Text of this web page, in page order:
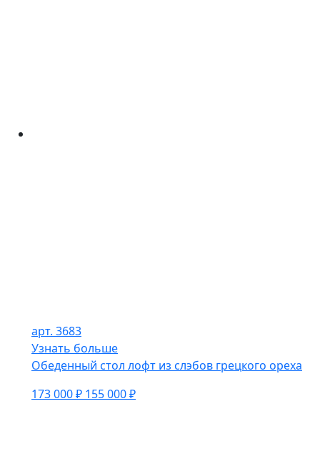
арт. 3683
Узнать больше
Обеденный стол лофт из слэбов грецкого ореха
173 000 ₽ 155 000 ₽